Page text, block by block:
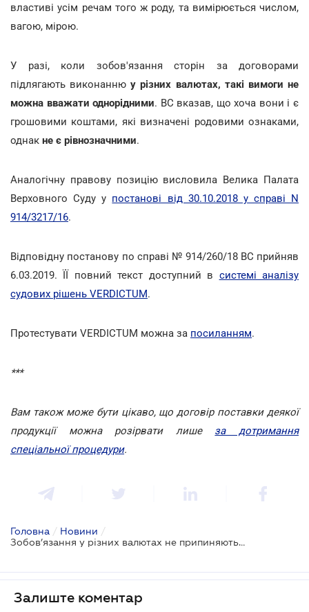
властиві усім речам того ж роду, та вимірюється числом,
вагою, мірою.
У разі, коли зобов'язання сторін за договорами
підлягають виконаннюу різних валютах, такі вимоги не
можна вважати однорідними. ВС вказав, що хоча вони і є
грошовими коштами, які визначені родовими ознаками,
однак не є рівнозначними.
Аналогічну правову позицію висловила Велика Палата
Верховного Суду у постанові від 30.10.2018 у справі N
914/3217/16.
Відповідну постанову по справі № 914/260/18 ВС прийняв
6.03.2019. ЇЇ повний текст доступний в системі аналізу
судових рішень VERDICTUM.
Протестувати VERDICTUM можна за посиланням.
***
Вам також може бути цікаво, що договір поставки деякої
продукції можна розірвати лише за дотримання
спеціальної процедури.
Головна / Новини /
Зобов’язання у різних валютах не припиняються через зарахування зустрічних вимог
Залиште коментар